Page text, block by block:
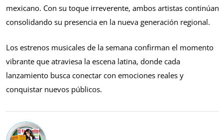
mexicano. Con su toque irreverente, ambos artistas continúan
consolidando su presencia en la nueva generación regional.
Los estrenos musicales de la semana confirman el momento
vibrante que atraviesa la escena latina, donde cada
lanzamiento busca conectar con emociones reales y
conquistar nuevos públicos.